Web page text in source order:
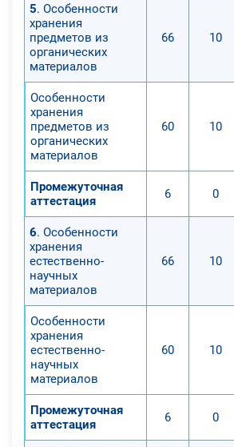
5. Особенности
хранения
предметов из
органических
материалов
66 10
Особенности
хранения
предметов из
органических
материалов
60 10
Промежуточная
аттестация
6 0
6. Особенности
хранения
естественно-
научных
материалов
66 10
Особенности
хранения
естественно-
научных
материалов
60 10
Промежуточная
аттестация
6 0